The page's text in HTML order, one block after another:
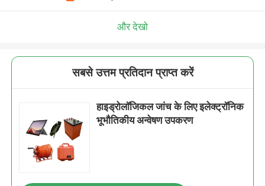
और देखो
सबसे उत्तम प्रतिदान प्राप्त करें
हाइड्रोलॉजिकल जांच के लिए इलेक्ट्रॉनिक
भूभौतिकीय अन्वेषण उपकरण